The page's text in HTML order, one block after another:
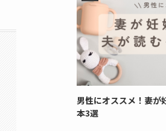
男性にオススメ！妻が
本3選